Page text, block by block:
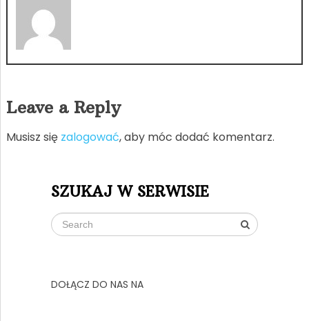
Leave a Reply
Musisz się zalogować, aby móc dodać komentarz.
SZUKAJ W SERWISIE
DOŁĄCZ DO NAS NA